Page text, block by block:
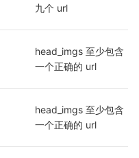
九个 url
head_imgs 至少包含
一个正确的 url
head_imgs 至少包含
一个正确的 url